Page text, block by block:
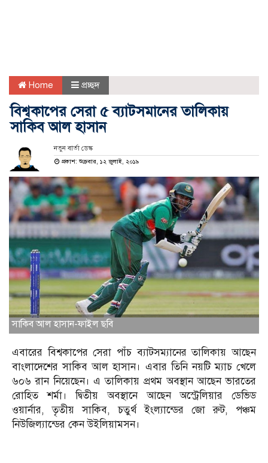
Home প্রচ্ছদ
বিশ্বকাপের সেরা ৫ ব্যাটসমানের তালিকায়
সাকিব আল হাসান
নতুন বার্তা ডেস্ক
প্রকাশ: শুক্রবার, ১২ জুলাই, ২০১৯
সাকিব আল হাসান-ফাইল ছবি
এবারের বিশ্বকাপের সেরা পাঁচ ব্যাটসম্যানের তালিকায় আছেন
বাংলাদেশের সাকিব আল হাসান। এবার তিনি নয়টি ম্যাচ খেলে
৬০৬ রান নিয়েছেন। এ তালিকায় প্রথম অবস্থান আছেন ভারতের
রোহিত শর্মা। দ্বিতীয় অবস্থানে আছেন অস্ট্রেলিয়ার ডেভিড
ওয়ার্নার, তৃতীয় সাকিব, চতুর্থ ইংল্যান্ডের জো রুট, পঞ্চম
নিউজিল্যান্ডের কেন উইলিয়ামসন।